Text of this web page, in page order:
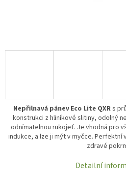
Nepřilnavá pánev Eco Lite QXRs
konstrukci z hliníkové slitiny, odolný
odnímatelnou rukojeť. Je vhodná pro
indukce, a lze ji mýt v myčce. Perfektní
zdravé
Detailní